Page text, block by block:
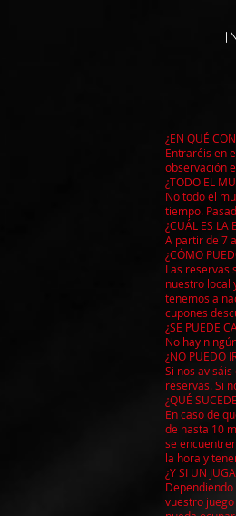
¿EN QUÉ
Entraréis en
observación
¿TODO EL
No todo el
tiempo.
¿CUÁL ES LA
A partir de 7
¿CÓMO
Las reservas
nuestro local
tenemos a
cupones
¿SE PUEDE
No hay
¿NO PUEDO
Si nos
reservas. Si
¿QUÉ
En caso de
de hasta 10
se
la hora y
¿Y SI UN
vuestro